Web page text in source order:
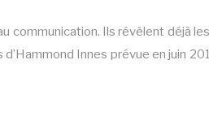
communication. Ils révèlent déjà les
Innes prévue en juin